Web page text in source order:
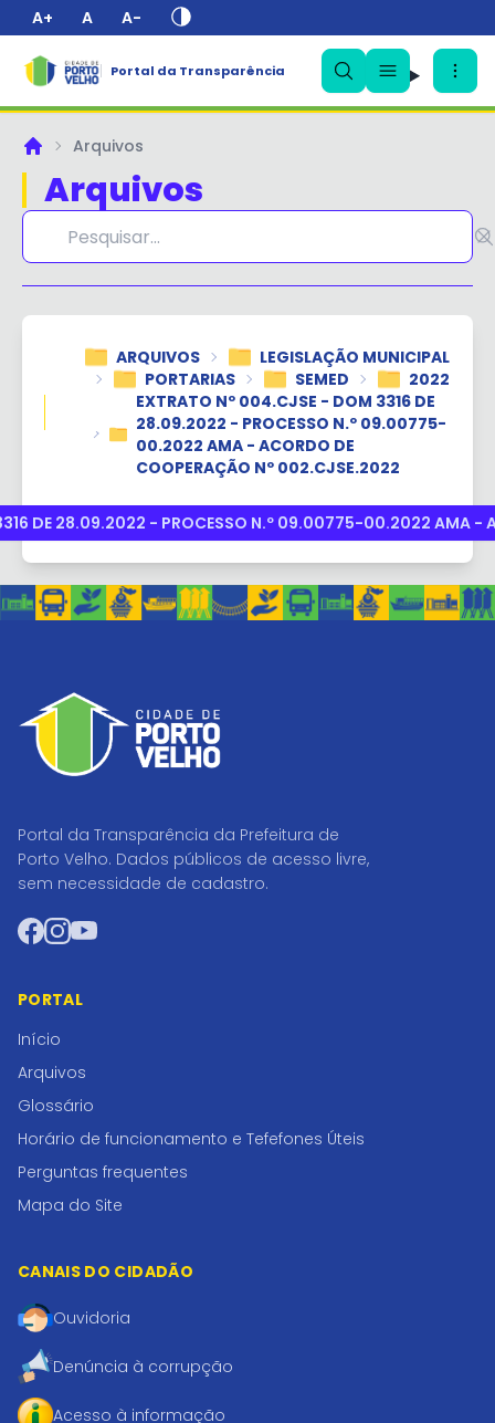
A+ A A-
Portal da Transparência
PrincipalArquivos
Arquivos
ARQUIVOS
LEGISLAÇÃO MUNICIPAL
PORTARIAS
SEMED
2022
EXTRATO Nº 004.CJSE - DOM 3316 DE
28.09.2022 - PROCESSO N.º 09.00775-
00.2022 AMA - ACORDO DE
COOPERAÇÃO Nº 002.CJSE.2022
DE 28.09.2022 - PROCESSO N.º 09.00775-00.2022 AMA -
Portal da Transparência da Prefeitura de
Porto Velho. Dados públicos de acesso livre,
sem necessidade de cadastro.
Facebook
Instagram
YouTube
PORTAL
Início
Arquivos
Glossário
Horário de funcionamento e Tefefones Úteis
Perguntas frequentes
Mapa do Site
CANAIS DO CIDADÃO
Ouvidoria
Denúncia à corrupção
Acesso à informação
✕